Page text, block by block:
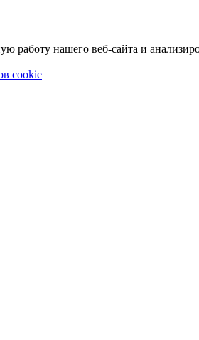
нашего веб-сайта и
cookie